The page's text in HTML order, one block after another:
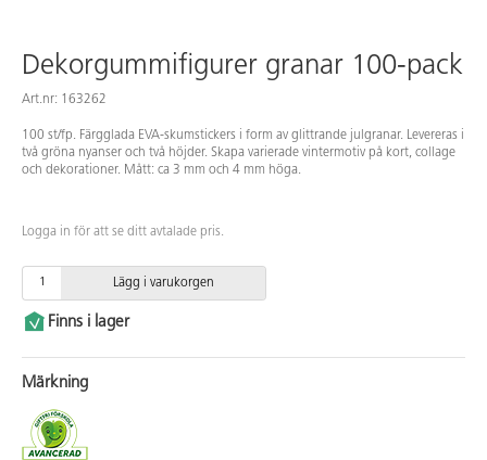
Dekorgummifigurer granar 100-pack
Art.nr: 163262
100 st/fp. Färgglada EVA-skumstickers i form av glittrande julgranar. Levereras i
två gröna nyanser och två höjder. Skapa varierade vintermotiv på kort, collage
och dekorationer. Mått: ca 3 mm och 4 mm höga.
Logga in för att se ditt avtalade pris.
Lägg i varukorgen
Finns i lager
Märkning